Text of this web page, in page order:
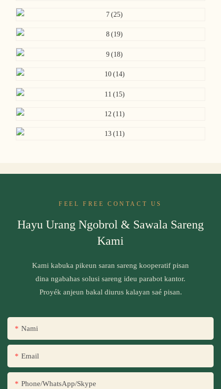
FEEL FREE CONTACT US
Hayu Urang Ngobrol & Sawala Sareng
Kami
Kami kabuka pikeun saran sareng kooperatif pisan
dina ngabahas solusi sareng ideu parabot kantor.
Proyék anjeun bakal diurus kalayan saé pisan.
Nami
Email
Phone/WhatsApp/Skype